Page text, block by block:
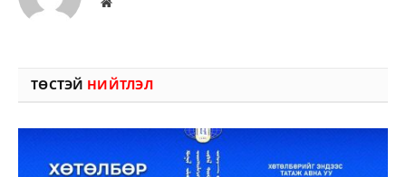
ТӨСТЭЙ НИЙТЛЭЛ